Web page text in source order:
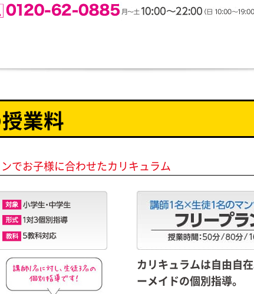
業料
でお子様に合わせたカリキュラム
カリキュラムは自由自
ーメイドの個別指導。